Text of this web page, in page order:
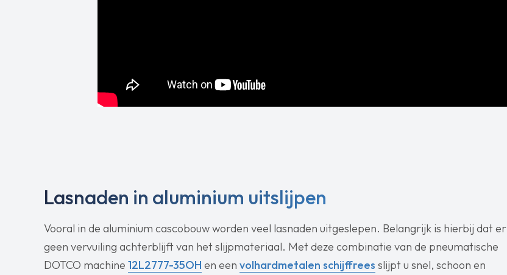
Lasnaden in aluminium uitslijpen
Vooral in de aluminium cascobouw worden veel lasnaden uitgeslepen. Belangrijk is hierbij dat er
geen vervuiling achterblijft van het slijpmateriaal. Met deze combinatie van de pneumatische
DOTCO machine 12L2777-35OH en een volhardmetalen schijffrees slijpt u snel, schoon en